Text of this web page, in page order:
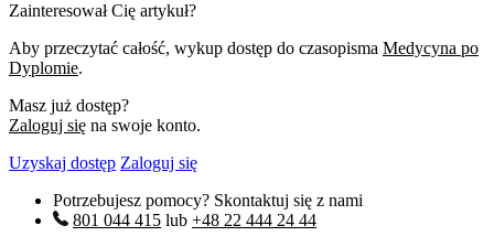
Zainteresował Cię artykuł?
Aby przeczytać całość, wykup dostęp do czasopisma Medycyna po
Dyplomie.
Masz już dostęp?
Zaloguj się na swoje konto.
Uzyskaj dostęp Zaloguj się
Potrzebujesz pomocy? Skontaktuj się z nami
801 044 415 lub +48 22 444 24 44